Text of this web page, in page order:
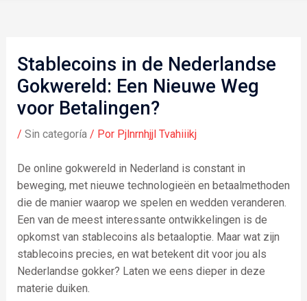
Stablecoins in de Nederlandse
Gokwereld: Een Nieuwe Weg
voor Betalingen?
/ Sin categoría/ Por Pjlnrnhjjl Tvahiiikj
De online gokwereld in Nederland is constant in
beweging, met nieuwe technologieën en betaalmethoden
die de manier waarop we spelen en wedden veranderen.
Een van de meest interessante ontwikkelingen is de
opkomst van stablecoins als betaaloptie. Maar wat zijn
stablecoins precies, en wat betekent dit voor jou als
Nederlandse gokker? Laten we eens dieper in deze
materie duiken.